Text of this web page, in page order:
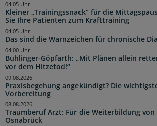
Kleiner „Trainingssnack“ für die
Sie Ihre Patienten zum Krafttraining
04:05 Uhr
Das sind die Warnzeichen für chronische
04:05 Uhr
Buhlinger-Göpfarth: „Mit Plänen allein
vor dem Hitzetod!“
04:00 Uhr
Praxisbegehung angekündigt? Die
Vorbereitung
09.08.2026
Traumberuf Arzt: Für die Weiterbildung von
Osnabrück
08.08.2026